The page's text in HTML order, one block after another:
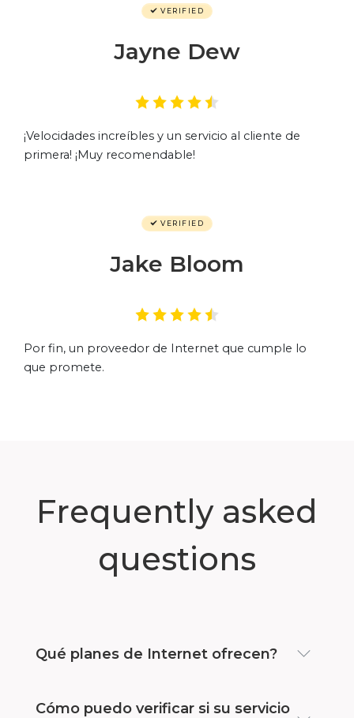
VERIFIED
Jayne Dew
¡Velocidades increíbles y un servicio al cliente de
primera! ¡Muy recomendable!
VERIFIED
Jake Bloom
Por fin, un proveedor de Internet que cumple lo
que promete.
Frequently asked
questions
Qué planes de Internet ofrecen?
Cómo puedo verificar si su servicio